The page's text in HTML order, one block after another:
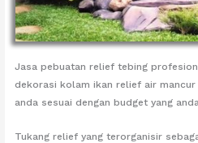
Jasa pebuatan relief tebing
dekorasi kolam ikan relief air
anda sesuai dengan budget yang
Tukang relief yang terorganisir